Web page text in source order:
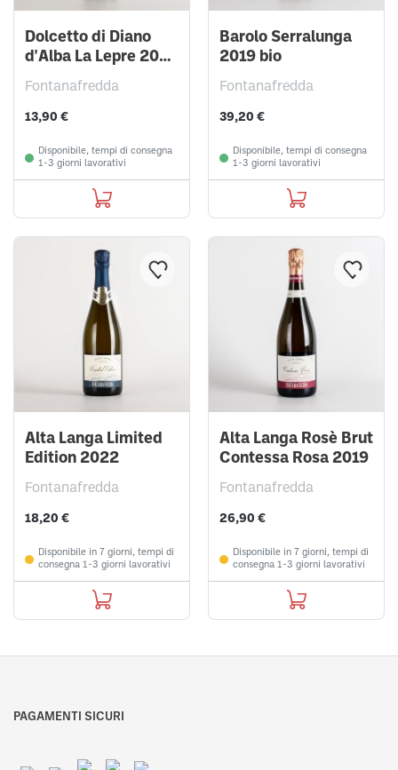
Dolcetto di Diano
d'Alba La Lepre 2021
bio
Fontanafredda
13,90 €
Disponibile, tempi di consegna
1-3 giorni lavorativi
Barolo Serralunga
2019 bio
Fontanafredda
39,20 €
Disponibile, tempi di consegna
1-3 giorni lavorativi
Alta Langa Limited
Edition 2022
Fontanafredda
18,20 €
Disponibile in 7 giorni, tempi di
consegna 1-3 giorni lavorativi
Alta Langa Rosè Brut
Contessa Rosa 2019
Fontanafredda
26,90 €
Disponibile in 7 giorni, tempi di
consegna 1-3 giorni lavorativi
PAGAMENTI SICURI